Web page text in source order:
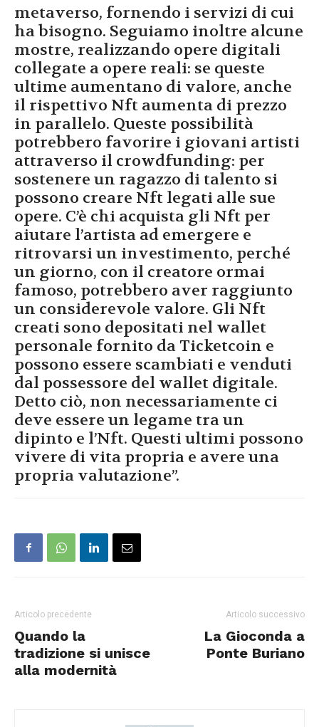
metaverso, fornendo i servizi di cui
ha bisogno. Seguiamo inoltre alcune
mostre, realizzando opere digitali
collegate a opere reali: se queste
ultime aumentano di valore, anche
il rispettivo Nft aumenta di prezzo
in parallelo. Queste possibilità
potrebbero favorire i giovani artisti
attraverso il crowdfunding: per
sostenere un ragazzo di talento si
possono creare Nft legati alle sue
opere. C’è chi acquista gli Nft per
aiutare l’artista ad emergere e
ritrovarsi un investimento, perché
un giorno, con il creatore ormai
famoso, potrebbero aver raggiunto
un considerevole valore. Gli Nft
creati sono depositati nel wallet
personale fornito da Ticketcoin e
possono essere scambiati e venduti
dal possessore del wallet digitale.
Detto ciò, non necessariamente ci
deve essere un legame tra un
dipinto e l’Nft. Questi ultimi possono
vivere di vita propria e avere una
propria valutazione”.
Articolo precedente
Quando la
tradizione si unisce
alla modernità
Articolo successivo
La Gioconda a
Ponte Buriano